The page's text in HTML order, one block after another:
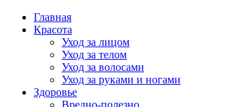
Главная
Красота
Уход за лицом
Уход за телом
Уход за волосами
Уход за руками и ногами
Здоровье
Вредно-полезно